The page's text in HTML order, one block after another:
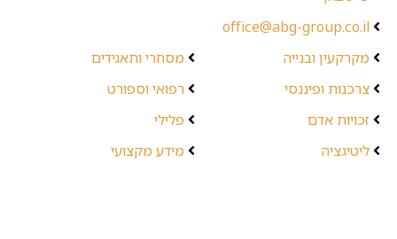
office@abg-group.co.il
מקרקעין ובנייה
צרכנות ופיננסי
זכויות אדם
ליטיגציה
מסחרי ותאגידים
רפואי וספורט
פלילי
מידע מקצועי